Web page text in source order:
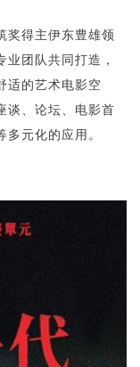
奖得主伊东豊雄领
团队共同打造，
适的艺术电影空
谈、论坛、电影首
元化的应用。